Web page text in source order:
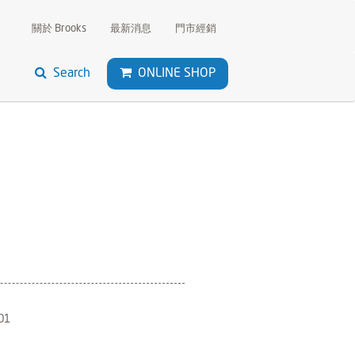
關於 Brooks 最新消息 門市經銷
Search ONLINE SHOP